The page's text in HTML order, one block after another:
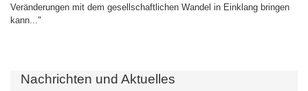
Veränderungen mit dem gesellschaftlichen Wandel in Einklang bringen
kann..."
Nachrichten und Aktuelles